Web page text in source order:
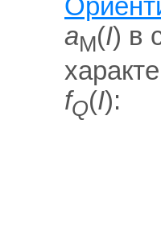
aM(I) в
fQ(I):